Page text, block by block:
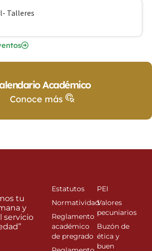
Talleres
Académico
Conoce más
tu
y
servicio
Estatutos
Normatividad
Reglamento
académico
de pregrado
PEI
Valores
pecuniarios
Buzón de
ética y
buen